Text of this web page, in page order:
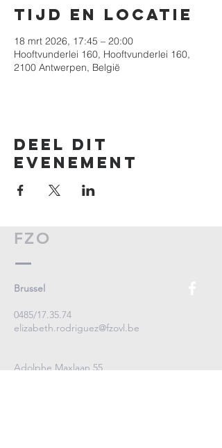
Tijd en locatie
18 mrt 2026, 17:45 – 20:00
Hooftvunderlei 160, Hooftvunderlei 160,
2100 Antwerpen, België
Deel dit
evenement
FZO
Brussel
0485/17.35.74
elizabeth.rodriguez@fzovl.be
Adolphe Maxlaan 55